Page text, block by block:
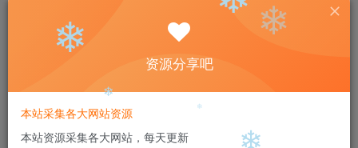
0 3074
此内容为付费阅读，请付费后查看
9.9 ￥
黄金会员免费 钻石会员
付费阅读
资源分享吧
本站采集各大网站资源
本站资源采集各大网站，每天更新
❄ ❄
❄
❄